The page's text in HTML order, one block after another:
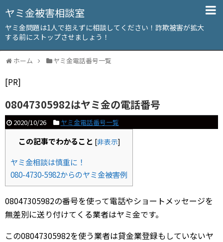
ヤミ金被害相談室
ヤミ金問題は1人で抱えずに相談してください！詐欺被害が拡大
する前にストップさせましょう！
ホーム ヤミ金電話番号一覧
[PR]
08047305982はヤミ金の電話番号
2020/10/26 ヤミ金電話番号一覧
この記事でわかること [非表示]
ヤミ金相談は慎重に！
080-4730-5982からのヤミ金被害例
08047305982の番号を使って電話やショートメッセージを
無差別に送り付けてくる業者はヤミ金です。
この08047305982を使う業者は貸金業登録もしていないヤ